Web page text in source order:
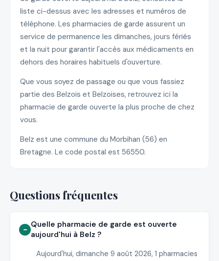
liste ci-dessus avec les adresses et numéros de
téléphone. Les pharmacies de garde assurent un
service de permanence les dimanches, jours fériés
et la nuit pour garantir l'accès aux médicaments en
dehors des horaires habituels d'ouverture.
Que vous soyez de passage ou que vous fassiez
partie des Belzois et Belzoises, retrouvez ici la
pharmacie de garde ouverte la plus proche de chez
vous.
Belz est une commune du Morbihan (56) en
Bretagne. Le code postal est 56550.
Questions fréquentes
Quelle pharmacie de garde est ouverte
aujourd'hui à Belz ?
Aujourd'hui, dimanche 9 août 2026, 1 pharmacies